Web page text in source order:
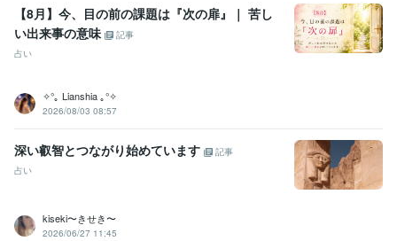
【8月】今、目の前の課題は『次の扉』｜ 苦し
い出来事の意味
記事
占い
✧°｡ Lianshia ｡°✧
2026/08/03 08:57
深い叡智とつながり始めています
記事
占い
kiseki〜きせき〜
2026/06/27 11:45